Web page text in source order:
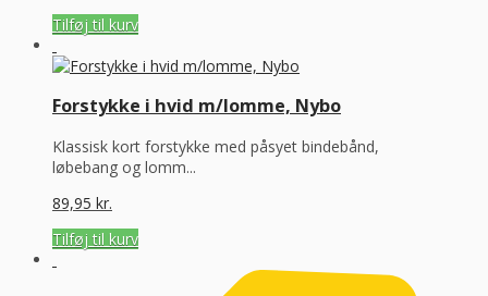
Tilføj til kurv
Forstykke i hvid m/lomme, Nybo
Klassisk kort forstykke med påsyet bindebånd,
løbebang og lomm...
89,95 kr.
Tilføj til kurv